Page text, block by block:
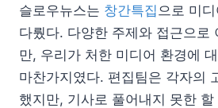
슬로우뉴스는 창간특집으로 미
다뤘다. 다양한 주제와 접근으로
만, 우리가 처한 미디어 환경에
마찬가지였다. 편집팀은 각자의
했지만, 기사로 풀어내지 못한